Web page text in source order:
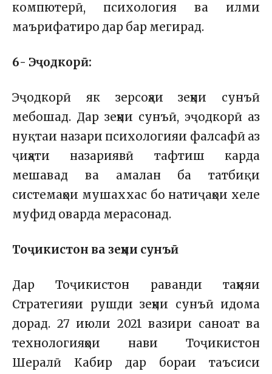
компютерӣ, психология ва илми
маърифатиро дар бар мегирад.
6- Эҷодкорӣ:
Эҷодкорӣ як зерсоҳаи зеҳни сунъӣ
мебошад. Дар зеҳни сунъӣ, эҷодкорӣ аз
нуқтаи назари психологияи фалсафӣ аз
ҷиҳати назариявӣ тафтиш карда
мешавад ва амалан ба татбиқи
системаҳои мушаххас бо натиҷаҳои хеле
муфид оварда мерасонад.
Тоҷикистон ва зеҳни сунъӣ
Дар Тоҷикистон раванди таҳияи
Стратегияи рушди зеҳни сунъӣ идома
дорад. 27 июли 2021 вазири саноат ва
технологияҳои нави Тоҷикистон
Шералӣ Кабир дар бораи таъсиси